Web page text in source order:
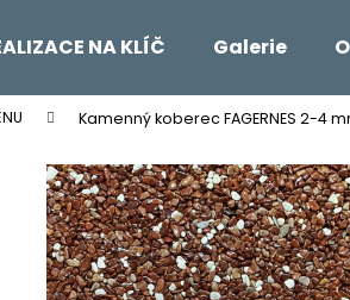
NA KLÍČ Galerie
Kamenný koberec FAGERNES 2-4
Co potřebujete